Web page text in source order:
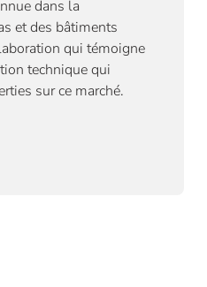
dans la
et des bâtiments
qui témoigne
technique qui
sur ce marché.